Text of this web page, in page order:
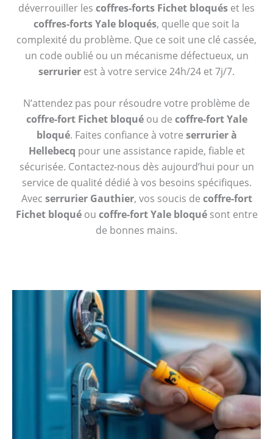
déverrouiller les coffres-forts Fichet bloqués et les
coffres-forts Yale bloqués, quelle que soit la
complexité du problème. Que ce soit une clé cassée,
un code oublié ou un mécanisme défectueux, un
serrurier est à votre service 24h/24 et 7j/7.
N’attendez pas pour résoudre votre problème de
coffre-fort Fichet bloquéou de coffre-fort Yale
bloqué. Faites confiance à votre serrurier à
Hellebecq pour une assistance rapide, fiable et
sécurisée. Contactez-nous dès aujourd’hui pour un
service de qualité dédié à vos besoins spécifiques.
Avec serrurier Gauthier, vos soucis de coffre-fort
Fichet bloquéou coffre-fort Yale bloquésont entre
de bonnes mains.